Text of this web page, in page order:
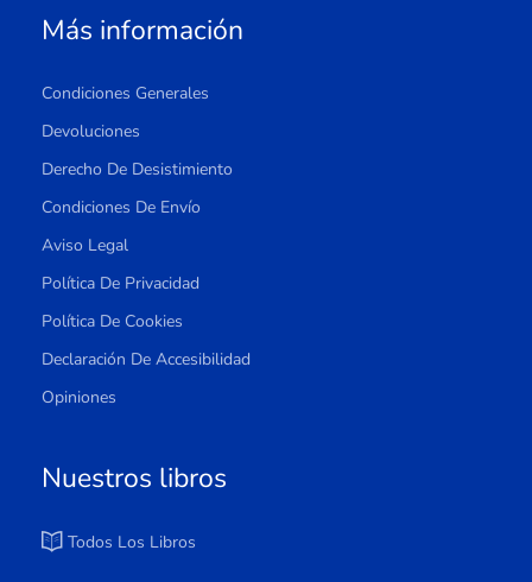
Más información
Condiciones Generales
Devoluciones
Derecho De Desistimiento
Condiciones De Envío
Aviso Legal
Política De Privacidad
Política De Cookies
Declaración De Accesibilidad
Opiniones
Nuestros libros
Todos Los Libros